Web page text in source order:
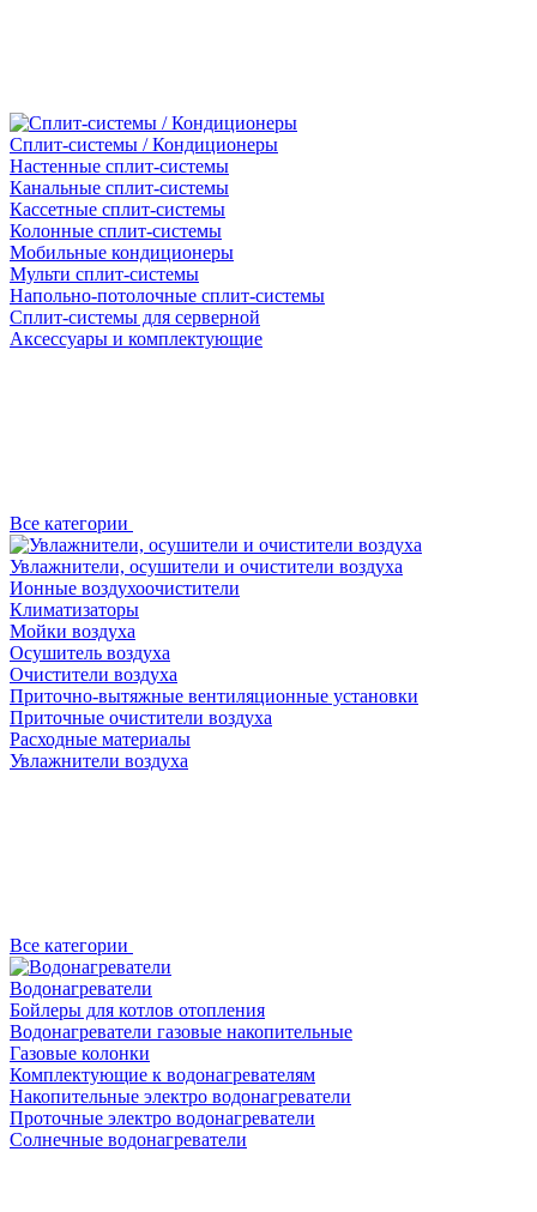
Сплит-системы / Кондиционеры
Настенные сплит-системы
Канальные сплит-системы
Кассетные сплит-системы
Колонные сплит-системы
Мобильные кондиционеры
Мульти сплит-системы
Напольно-потолочные сплит-системы
Сплит-системы для серверной
Аксессуары и комплектующие
Все категории
Увлажнители, осушители и очистители воздуха
Ионные воздухоочистители
Климатизаторы
Мойки воздуха
Осушитель воздуха
Очистители воздуха
Приточно-вытяжные вентиляционные установки
Приточные очистители воздуха
Расходные материалы
Увлажнители воздуха
Все категории
Водонагреватели
Бойлеры для котлов отопления
Водонагреватели газовые накопительные
Газовые колонки
Комплектующие к водонагревателям
Накопительные электро водонагреватели
Проточные электро водонагреватели
Солнечные водонагреватели